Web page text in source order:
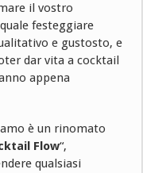
il vostro
festeggiare
e gustosto, e
dar vita a cocktail
appena
è un rinomato
Flow“,
qualsiasi